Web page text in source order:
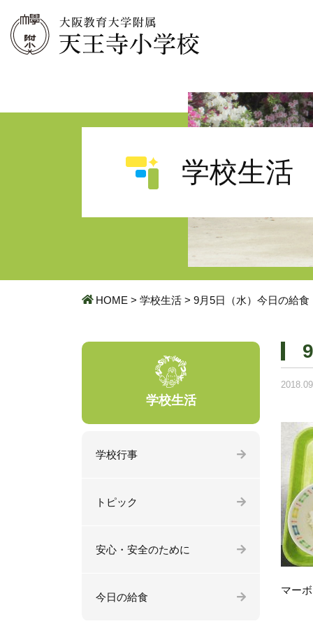
学校生活
HOME > 学校生活 > 9月5日（水）今日の給食
マー
学校生活
学校行事
トピック
安心・安全のために
今日の給食